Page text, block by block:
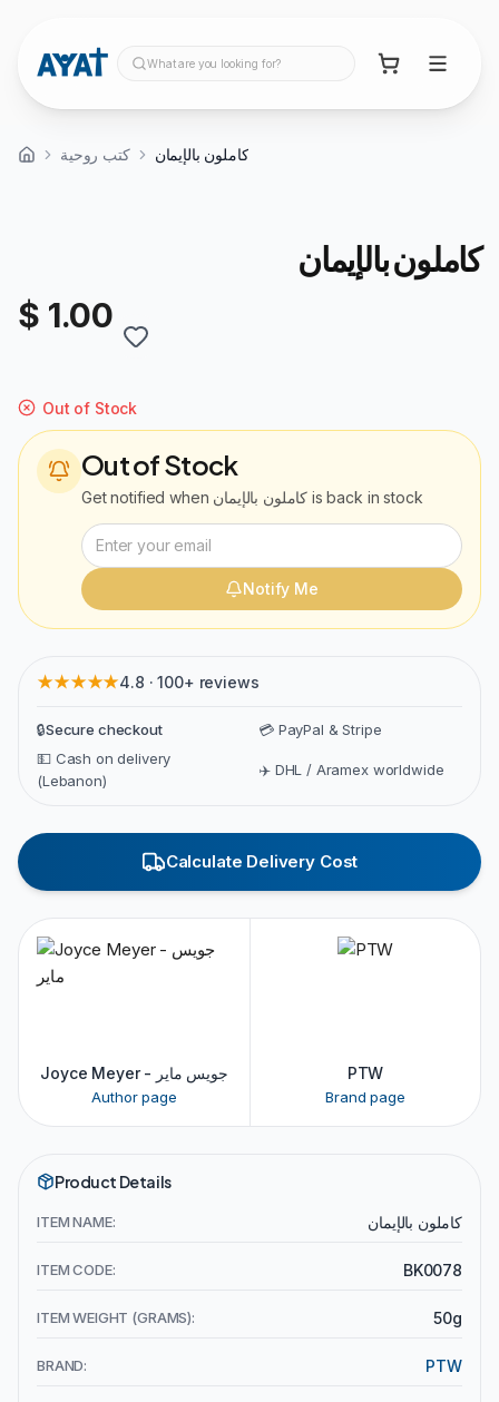
What are you looking for?
كتب روحية كاملون بالإيمان
كاملون بالإيمان
$ 1.00
Out of Stock
Out of Stock
Get notified when كاملون بالإيمان is back in stock
Notify Me
★★★★★4.8 · 100+ reviews
🔒Secure checkout
💳 PayPal & Stripe
💵 Cash on delivery
(Lebanon)
✈️ DHL / Aramex worldwide
Calculate Delivery Cost
Joyce Meyer - جويس ماير
Author page
PTW
Brand page
Product Details
ITEM NAME: كاملون بالإيمان
ITEM CODE: BK0078
ITEM WEIGHT (GRAMS): 50g
BRAND: PTW